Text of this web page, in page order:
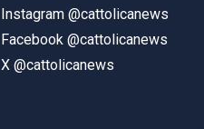
Instagram @cattolicanews
Facebook @cattolicanews
X @cattolicanews